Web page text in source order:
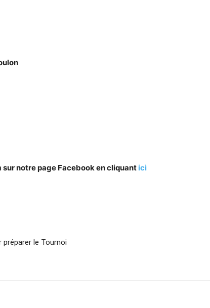
notre page Facebook en cliquant ici
préparer le Tournoi